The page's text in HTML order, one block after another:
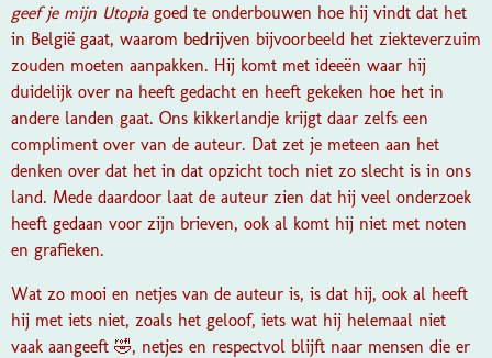
geef je mijn Utopia goed te onderbouwen hoe hij vindt dat het
in België gaat, waarom bedrijven bijvoorbeeld het ziekteverzuim
zouden moeten aanpakken. Hij komt met ideeën waar hij
duidelijk over na heeft gedacht en heeft gekeken hoe het in
andere landen gaat. Ons kikkerlandje krijgt daar zelfs een
compliment over van de auteur. Dat zet je meteen aan het
denken over dat het in dat opzicht toch niet zo slecht is in ons
land. Mede daardoor laat de auteur zien dat hij veel onderzoek
heeft gedaan voor zijn brieven, ook al komt hij niet met noten
en grafieken.
Wat zo mooi en netjes van de auteur is, is dat hij, ook al heeft
hij met iets niet, zoals het geloof, iets wat hij helemaal niet
vaak aangeeft 🤣, netjes en respectvol blijft naar mensen die er